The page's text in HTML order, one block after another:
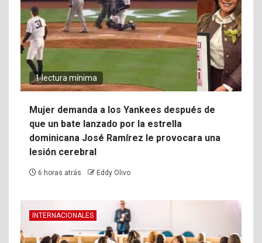
1 lectura mínima
Mujer demanda a los Yankees después de
que un bate lanzado por la estrella
dominicana José Ramírez le provocara una
lesión cerebral
6 horas atrás Eddy Olivo
INTERNACIONALES